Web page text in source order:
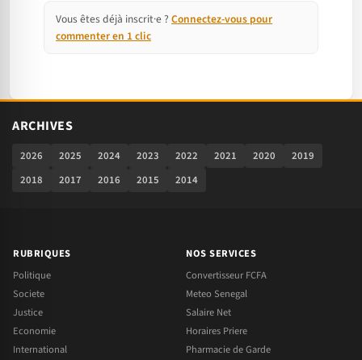
Vous êtes déjà inscrit·e ? Connectez-vous pour
commenter en 1 clic
ARCHIVES
2026 2025 2024 2023 2022 2021 2020
2019
2018
2017 2016 2015 2014
RUBRIQUES
Politique
Societe
Justice
Economie
International
NOS SERVICES
Convertisseur FCFA
Meteo Senegal
Salaire Net
Horaires Priere
Pharmacie de Garde